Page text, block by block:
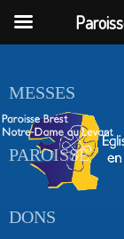
ACCUEIL
MESSES
PAROISSE
DONS